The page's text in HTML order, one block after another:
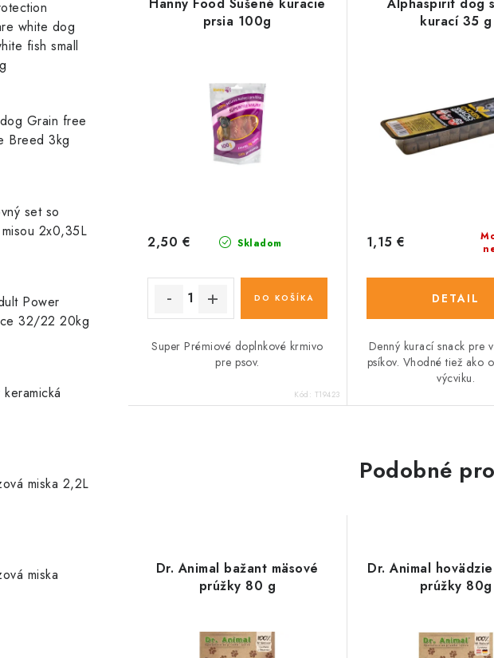
white dog
fish small
Grain free
Breed 3kg
set so
2x0,35L
Power
32/22 20kg
keramická
miska 2,2L
miska
prsia 100g
Skladom
2,50 €
DO KOŠÍKA
Super Prémiové doplnkové krmivo
pre psov.
Kód: T19423
kurací 35 g
1,15 €
DETAIL
Denný kurací snack pre
psíkov. Vhodné tiež ako
výcviku.
Podobné
Dr. Animal bažant mäsové
prúžky 80 g
Dr. Animal
prúžky 80g